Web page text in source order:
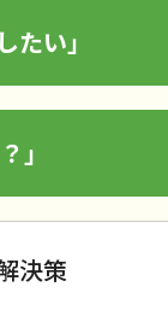
たい」
」
決策